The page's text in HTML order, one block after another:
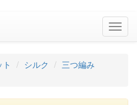
シルク
三つ編み